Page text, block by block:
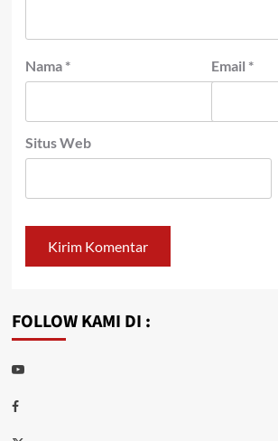
Nama * Email *
Situs Web
FOLLOW KAMI DI :
Youtube
Facebook